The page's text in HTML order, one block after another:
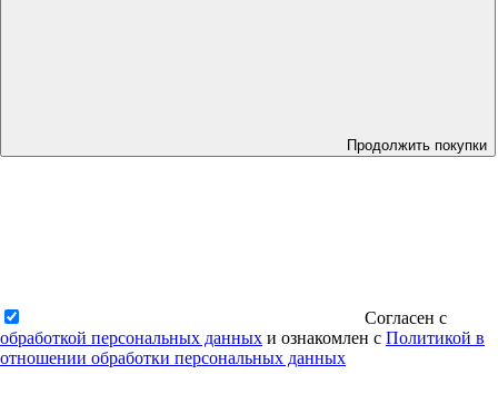
Продолжить покупки
Согласен с
обработкой персональных данных и ознакомлен с Политикой в
отношении обработки персональных данных